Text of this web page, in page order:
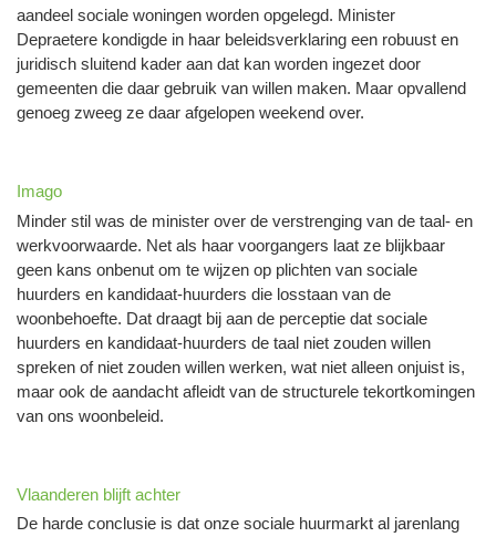
aandeel sociale woningen worden opgelegd. Minister
Depraetere kondigde in haar beleidsverklaring een robuust en
juridisch sluitend kader aan dat kan worden ingezet door
gemeenten die daar gebruik van willen maken. Maar opvallend
genoeg zweeg ze daar afgelopen weekend over.
Imago
Minder stil was de minister over de verstrenging van de taal- en
werkvoorwaarde. Net als haar voorgangers laat ze blijkbaar
geen kans onbenut om te wijzen op plichten van sociale
huurders en kandidaat-huurders die losstaan van de
woonbehoefte. Dat draagt bij aan de perceptie dat sociale
huurders en kandidaat-huurders de taal niet zouden willen
spreken of niet zouden willen werken, wat niet alleen onjuist is,
maar ook de aandacht afleidt van de structurele tekortkomingen
van ons woonbeleid.
Vlaanderen blijft achter
De harde conclusie is dat onze sociale huurmarkt al jarenlang